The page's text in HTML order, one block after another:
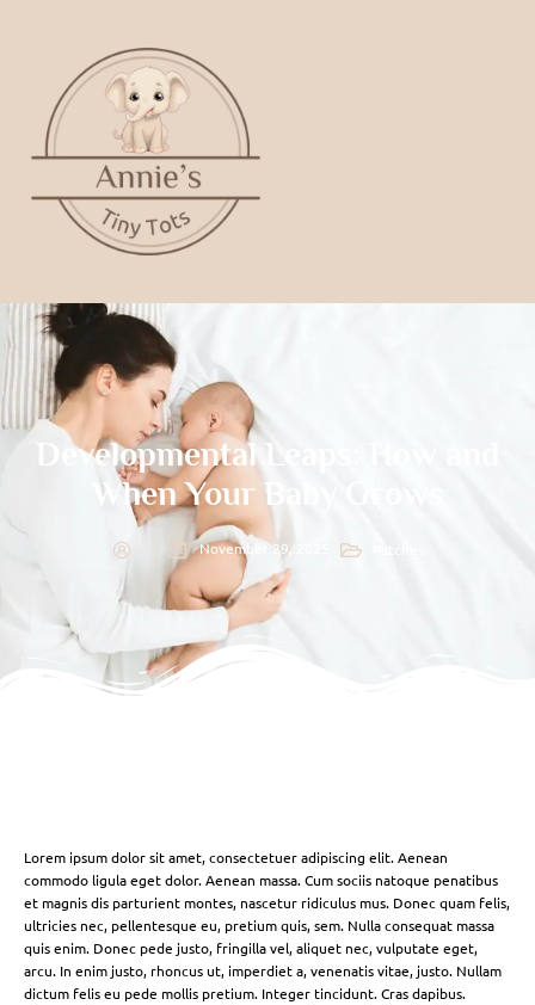
Developmental Leaps: How and
When Your Baby Grows
November 29, 2025
Lorem ipsum dolor sit amet, consectetuer adipiscing elit. Aenean
commodo ligula eget dolor. Aenean massa. Cum sociis natoque penatibus
et magnis dis parturient montes, nascetur ridiculus mus. Donec quam felis,
ultricies nec, pellentesque eu, pretium quis, sem. Nulla consequat massa
quis enim. Donec pede justo, fringilla vel, aliquet nec, vulputate eget,
arcu. In enim justo, rhoncus ut, imperdiet a, venenatis vitae, justo. Nullam
dictum felis eu pede mollis pretium. Integer tincidunt. Cras dapibus.